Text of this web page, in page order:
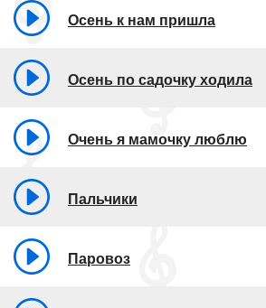
Осень к нам пришла
Осень по садочку ходила
Очень я мамочку люблю
Пальчики
Паровоз